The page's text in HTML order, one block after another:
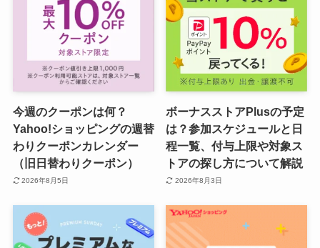
今週のクーポンは何？
Yahoo!ショッピングの週替
わりクーポンカレンダー
（旧日替わりクーポン）
2026年8月5日
ボーナスストアPlusの予定
は？参加スケジュールと日
程一覧、付与上限や対象ス
トアの探し方について解説
2026年8月3日